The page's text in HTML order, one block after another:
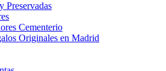
Preservadas
Cementerio
Originales en Madrid